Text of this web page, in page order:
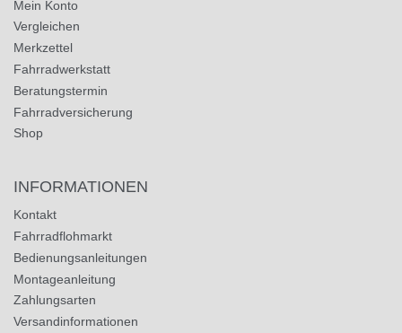
Mein Konto
Vergleichen
Merkzettel
Fahrradwerkstatt
Beratungstermin
Fahrradversicherung
Shop
INFORMATIONEN
Kontakt
Fahrradflohmarkt
Bedienungsanleitungen
Montageanleitung
Zahlungsarten
Versandinformationen